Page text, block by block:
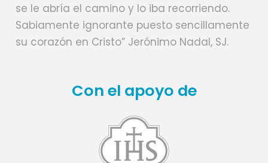
se le abría el camino y lo iba recorriendo.
Sabiamente ignorante puesto sencillamente
su corazón en Cristo” Jerónimo Nadal, SJ.
Con el apoyo de